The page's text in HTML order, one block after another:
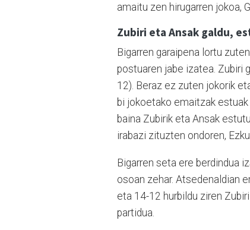
amaitu zen hirugarren jokoa,
Zubiri eta Ansak galdu,
Bigarren garaipena lortu
postuaren jabe izatea. Zubiri
12). Beraz ez zuten jokorik
bi jokoetako emaitzak
baina Zubirik eta Ansak
irabazi zituzten ondoren,
Bigarren seta ere berdindua
osoan zehar. Atsedenaldian
eta 14-12 hurbildu ziren
partidua.